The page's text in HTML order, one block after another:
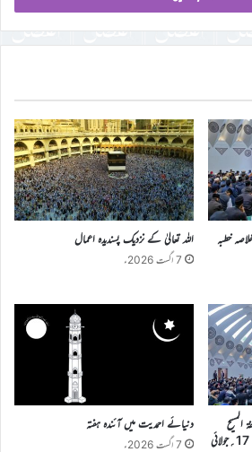
خطبہ
اللہ تعالیٰ کے نزدیک پسندیدہ اعمال
7 اگست 2026ء
المسیح
الخامس ایّدہ اللہ تعالیٰ بنصرہ العزیز فرمودہ 17؍جولائی
دنیائے احمدیت میں آئندہ ہفتہ
7 اگست 2026ء